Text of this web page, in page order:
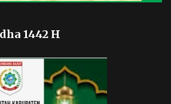
1442 H